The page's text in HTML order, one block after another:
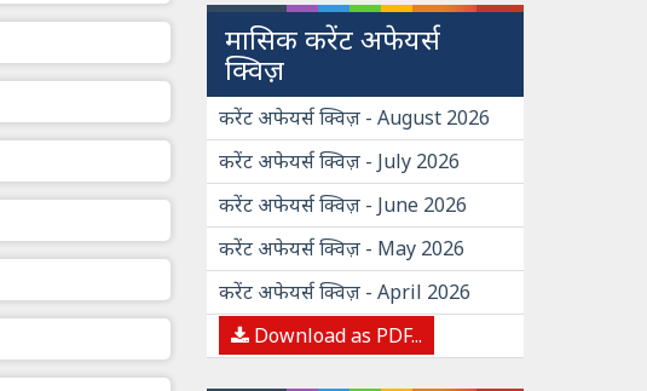
मासिक करेंट अफेयर्स
क्विज़
करेंट अफेयर्स क्विज़ - August 2026
करेंट अफेयर्स क्विज़ - July 2026
करेंट अफेयर्स क्विज़ - June 2026
करेंट अफेयर्स क्विज़ - May 2026
करेंट अफेयर्स क्विज़ - April 2026
Download as PDF...